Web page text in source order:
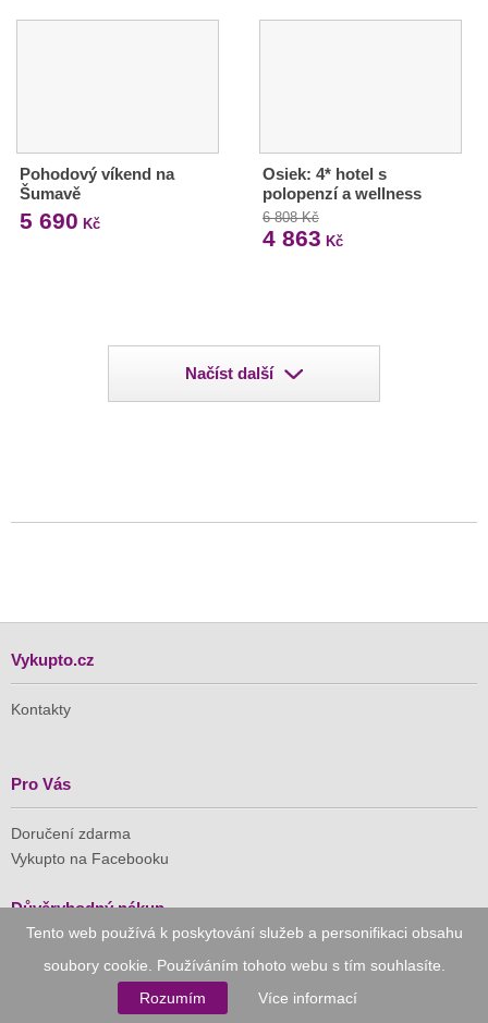
Tento web používá k poskytování služeb a personifikaci obsahu
soubory cookie. Používáním tohoto webu s tím souhlasíte.
Rozumím
Více informací
Pohodový víkend na
Šumavě
5 690 Kč
Osiek: 4* hotel s
polopenzí a wellness
6 808 Kč
4 863 Kč
Načíst další
Vykupto.cz
Kontakty
Pro Vás
Doručení zdarma
Vykupto na Facebooku
Důvěryhodný nákup
Naše společnost je členem Asociace pro elektronickou
komerci (APEK)